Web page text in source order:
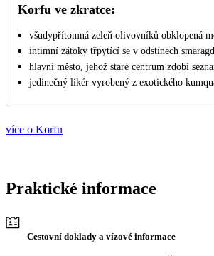
Korfu ve zkratce:
všudypřítomná zeleň olivovníků obklopená
intimní zátoky třpytící se v odstínech
hlavní město, jehož staré centrum zdobí
jedinečný likér vyrobený z exotického
více o Korfu
Praktické informace
Cestovní doklady a vízové informace